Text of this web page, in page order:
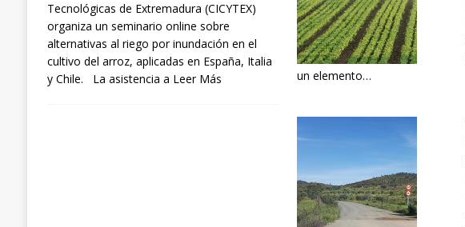
un elemento…
Tecnológicas de Extremadura (CICYTEX)
organiza un seminario online sobre
alternativas al riego por inundación en el
cultivo del arroz, aplicadas en España, Italia
y Chile. La asistencia a Leer Más